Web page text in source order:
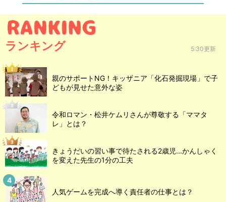
ランキング 5:30更新
親のサポートNG！キッザニア「化石発掘現場」で子
どもが見せた意外な姿
令和ロマン・松井ケムリさんが尊敬する「ママタ
レ」とは？
きょうだいの習い事で待たされる2歳児...かんしゃく
を変えた先生の1分の工夫
人気ゲームを完成へ導く責任者の仕事とは？